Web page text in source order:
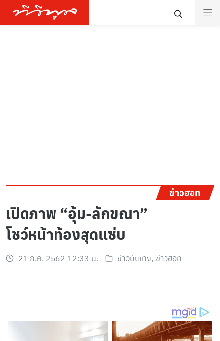
ข่าวฮอท
เปิดภาพ “อุ้ม-ลักขณา”
โชว์หน้าท้องสุดแซ่บ
21 ก.ค. 2562 12:33 น. ข่าวบันเทิง, ข่าวฮอท